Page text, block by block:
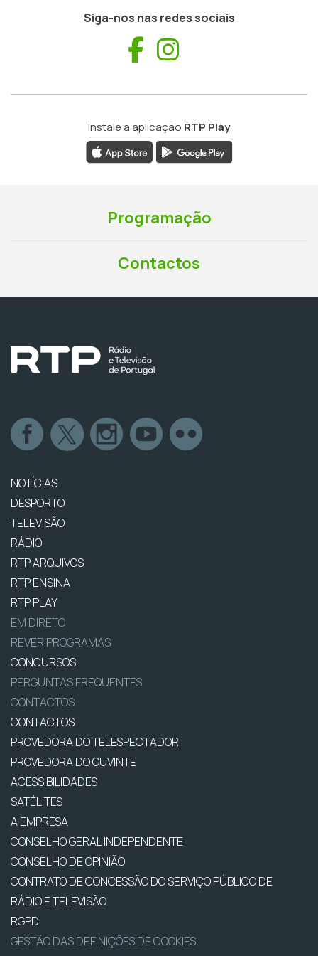
Siga-nos nas redes sociais
Facebook
Instale a aplicação RTP Play
Programação
Contactos
NOTÍCIAS
DESPORTO
TELEVISÃO
RÁDIO
RTP ARQUIVOS
RTP ENSINA
RTP PLAY
EM DIRETO
REVER PROGRAMAS
CONCURSOS
PERGUNTAS FREQUENTES
CONTACTOS
CONTACTOS
PROVEDORA DO TELESPECTADOR
PROVEDORA DO OUVINTE
ACESSIBILIDADES
SATÉLITES
A EMPRESA
CONSELHO GERAL INDEPENDENTE
CONSELHO DE OPINIÃO
CONTRATO DE CONCESSÃO DO SERVIÇO PÚBLICO DE
RÁDIO E TELEVISÃO
RGPD
GESTÃO DAS DEFINIÇÕES DE COOKIES